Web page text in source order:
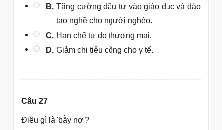
B. Tăng cường đầu tư vào giáo dục và đào
tạo nghề cho người nghèo.
C. Hạn chế tự do thương mại.
D. Giảm chi tiêu công cho y tế.
Câu 27
Điều gì là 'bẫy nợ'?